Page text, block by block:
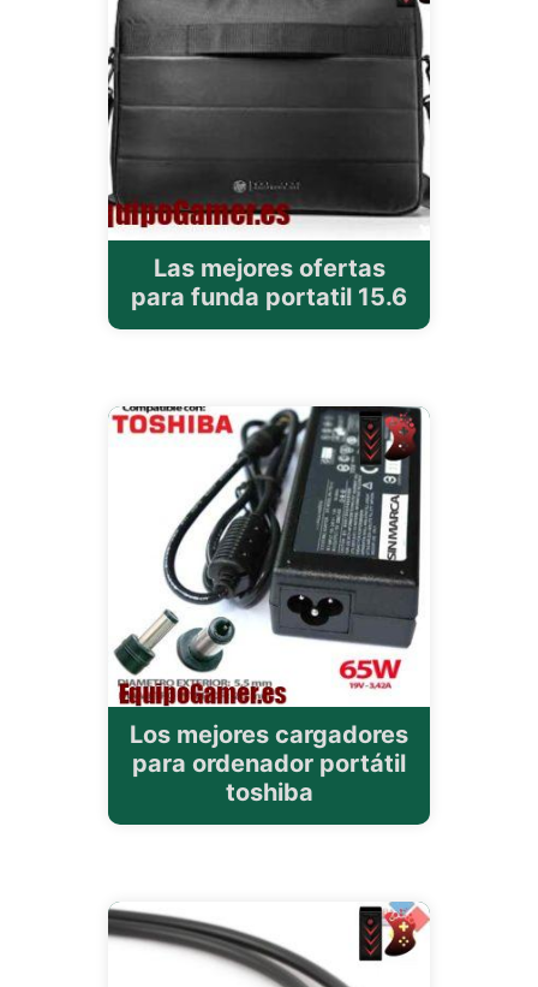
Las mejores ofertas
para funda portatil 15.6
Los mejores cargadores
para ordenador portátil
toshiba